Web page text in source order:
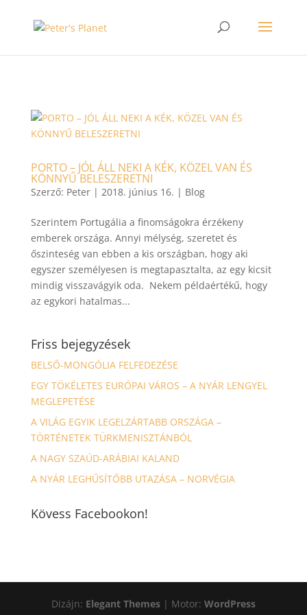
PORTO – JÓL ÁLL NEKI A KÉK, KÖZEL VAN ÉS
KÖNNYŰ BELESZERETNI
Szerző: Peter| 2018. június 16. | Blog
Szerintem Portugália a finomságokra érzékeny
emberek országa. Annyi mélység, szeretet és
őszinteség van ebben a kis országban, hogy aki
egyszer személyesen is megtapasztalta, az egy kicsit
mindig visszavágyik oda. Nekem példaértékű, hogy
az egykori hatalmas...
Friss bejegyzések
BELSŐ-MONGÓLIA FELFEDEZÉSE
EGY TÖKÉLETES EURÓPAI VÁROS – A NYÁR LENGYEL
MEGLEPETÉSE
A VILÁG EGYIK LEGELZÁRTABB ORSZÁGA –
TÖRTÉNETEK TÜRKMENISZTÁNBÓL
A NAGY SZAÚD-ARÁBIAI KALAND
A NYÁR LEGHŰSÍTŐBB UTAZÁSA – NORVÉGIA
Kövess Facebookon!
Dizájn: Elegant Themes| Motor: WordPress